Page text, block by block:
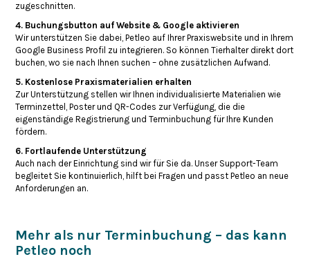
zugeschnitten.
4. Buchungsbutton auf Website & Google aktivieren
Wir unterstützen Sie dabei, Petleo auf Ihrer Praxiswebsite und in Ihrem
Google Business Profil zu integrieren. So können Tierhalter direkt dort
buchen, wo sie nach Ihnen suchen – ohne zusätzlichen Aufwand.
5. Kostenlose Praxismaterialien erhalten
Zur Unterstützung stellen wir Ihnen individualisierte Materialien wie
Terminzettel, Poster und QR-Codes zur Verfügung, die die
eigenständige Registrierung und Terminbuchung für Ihre Kunden
fördern.
6. Fortlaufende Unterstützung
Auch nach der Einrichtung sind wir für Sie da. Unser Support-Team
begleitet Sie kontinuierlich, hilft bei Fragen und passt Petleo an neue
Anforderungen an.
Mehr als nur Terminbuchung – das kann
Petleo noch